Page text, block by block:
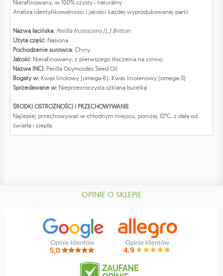
Nierafinowany, w 100% czysty i naturalny
Analiza identyfikowalności i jakości każdej wyprodukowanej partii
Nazwa łacińska: Perilla frutescens (L.) Britton
Użyta część: Nasiona
Pochodzenie surowca: Chiny
Jakość: Nierafinowany, z pierwszego tłoczenia na zimno
Nazwa INCI: Perilla Ocymoides Seed Oil
Bogaty w: Kwas linolowy (omega-6), Kwas linolenowy (omega-3)
Sprzedawane w: Nieprzezroczysta szklana butelka
ŚRODKI OSTROŻNOŚCI I PRZECHOWYWANIE
Najlepiej przechowywać w chłodnym miejscu, poniżej 10°C, z dala od
światła i ciepła.
OPINIE O SKLEPIE